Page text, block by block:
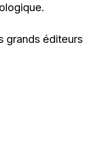
grands éditeurs